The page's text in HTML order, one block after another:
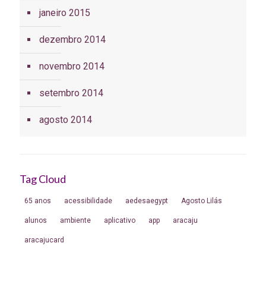
janeiro 2015
dezembro 2014
novembro 2014
setembro 2014
agosto 2014
Tag Cloud
65 anos acessibilidade aedesaegypt Agosto Lilás
alunos ambiente aplicativo app aracaju
aracajucard